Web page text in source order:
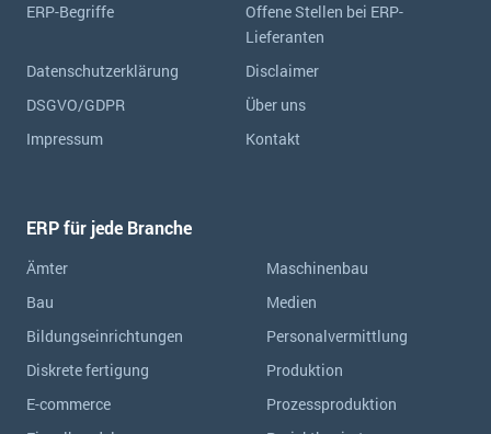
ERP-Begriffe
Offene Stellen bei ERP-
Lieferanten
Datenschutzerklärung
Disclaimer
DSGVO/GDPR
Über uns
Impressum
Kontakt
ERP für jede Branche
Ämter
Bau
Bildungseinrichtungen
Diskrete fertigung
E-commerce
Maschinenbau
Medien
Personalvermittlung
Produktion
Prozessproduktion